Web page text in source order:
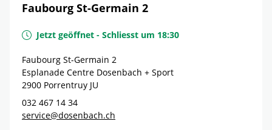
Faubourg St-Germain 2
Jetzt geöffnet - Schliesst um 18:30
Faubourg St-Germain 2
Esplanade Centre Dosenbach + Sport
2900 Porrentruy JU
032 467 14 34
service@dosenbach.ch